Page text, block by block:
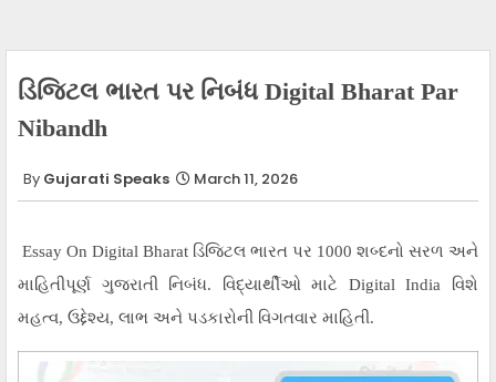
ડિજિટલ ભારત પર નિબંધ Digital Bharat Par
Nibandh
Gujarati Speaks March 11, 2026
Essay On Digital Bharat ડિજિટલ ભારત પર 1000 શબ્દનો સરળ અને
માહિતીપૂર્ણ ગુજરાતી નિબંધ. વિદ્યાર્થીઓ માટે Digital India વિશે
મહત્વ, ઉદ્દેશ્ય, લાભ અને પડકારોની વિગતવાર માહિતી.